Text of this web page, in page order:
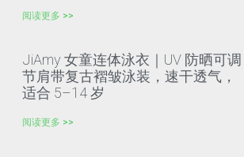
阅读更多 >>
JiAmy 女童连体泳衣｜UV 防晒可调
节肩带复古褶皱泳装，速干透气，
适合 5–14 岁
阅读更多 >>